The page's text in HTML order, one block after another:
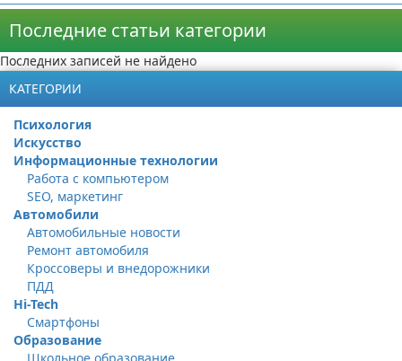
Последние статьи категории
Последних записей не найдено
КАТЕГОРИИ
Психология
Искусство
Информационные технологии
Работа с компьютером
SEO, маркетинг
Автомобили
Автомобильные новости
Ремонт автомобиля
Кроссоверы и внедорожники
ПДД
Hi-Tech
Смартфоны
Образование